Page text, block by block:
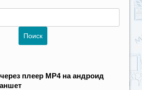
плеер MP4 на андроид